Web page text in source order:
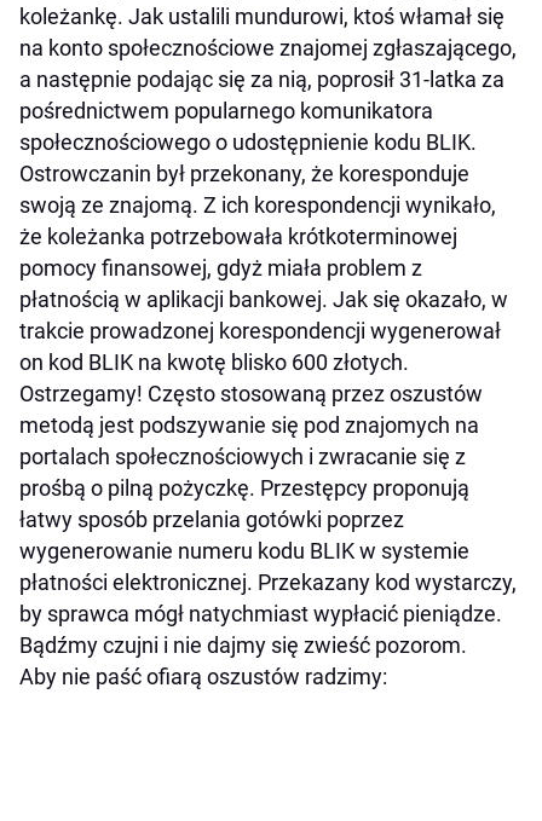
koleżankę. Jak ustalili mundurowi, ktoś włamał się
na konto społecznościowe znajomej zgłaszającego,
a następnie podając się za nią, poprosił 31-latka za
pośrednictwem popularnego komunikatora
społecznościowego o udostępnienie kodu BLIK.
Ostrowczanin był przekonany, że koresponduje
swoją ze znajomą. Z ich korespondencji wynikało,
że koleżanka potrzebowała krótkoterminowej
pomocy finansowej, gdyż miała problem z
płatnością w aplikacji bankowej. Jak się okazało, w
trakcie prowadzonej korespondencji wygenerował
on kod BLIK na kwotę blisko 600 złotych.
Ostrzegamy! Często stosowaną przez oszustów
metodą jest podszywanie się pod znajomych na
portalach społecznościowych i zwracanie się z
prośbą o pilną pożyczkę. Przestępcy proponują
łatwy sposób przelania gotówki poprzez
wygenerowanie numeru kodu BLIK w systemie
płatności elektronicznej. Przekazany kod wystarczy,
by sprawca mógł natychmiast wypłacić pieniądze.
Bądźmy czujni i nie dajmy się zwieść pozorom.
Aby nie paść ofiarą oszustów radzimy: